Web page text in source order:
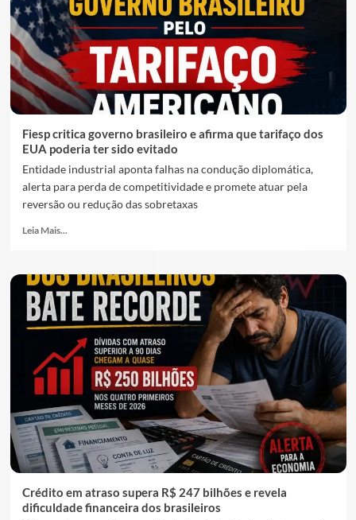
Fiesp critica governo brasileiro e afirma que tarifaço dos
EUA poderia ter sido evitado
Entidade industrial aponta falhas na condução diplomática,
alerta para perda de competitividade e promete atuar pela
reversão ou redução das sobretaxas
Leia Mais...
Crédito em atraso supera R$ 247 bilhões e revela
dificuldade financeira dos brasileiros